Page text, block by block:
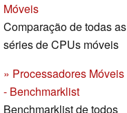
Móveis
Comparação de todas as
séries de CPUs móveis
» Processadores Móveis
- Benchmarklist
Benchmarklist de todos